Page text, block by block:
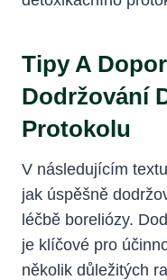
Tipy A
Dodržování
Protokolu
V následujícím
jak⁤ úspěšně
léčbě boreliózy.
je klíčové ⁤pro
několik důležitých